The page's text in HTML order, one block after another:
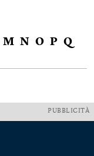
M N O P Q
PUBBLICITÀ